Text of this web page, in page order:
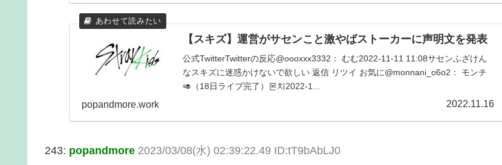
【スキズ】運営がサセンこと激やばストーカーに声明文を発表
公式TwitterTwitterの反応@oooxxx3332： むむ2022-11-11 11:08サセンふざけん
なスキズに迷惑かけないで欲しい 返信 リツイ お気に@monnani_o6o2： モンチ
🥑（18日ライブ完了）몬치2022-1...
popandmore.work 2022.11.16
243: popandmore 2023/03/08(水) 02:39:22.49 ID:tT9bAbLJ0